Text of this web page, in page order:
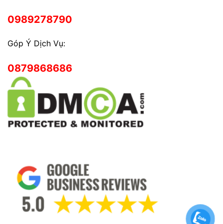
0989278790
Góp Ý Dịch Vụ:
0879868686